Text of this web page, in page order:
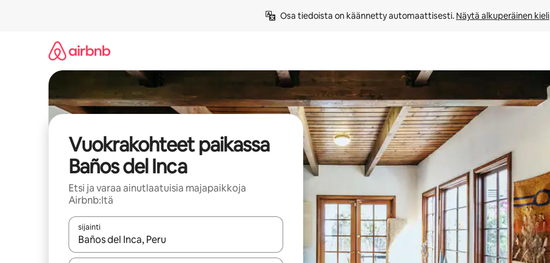
Osa tiedoista on käännetty automaattisesti. Näytä alkuperäinen kieli
Vuokrakohteet paikassa
Baños del Inca
Etsi ja varaa ainutlaatuisia majapaikkoja
Airbnb:ltä
sijainti
Kun tulokset ovat saatavilla, navigoi ylös- ja alas-nuolinäppäimillä tai tutustu koskettamalla tai pyyhkäisemällä.